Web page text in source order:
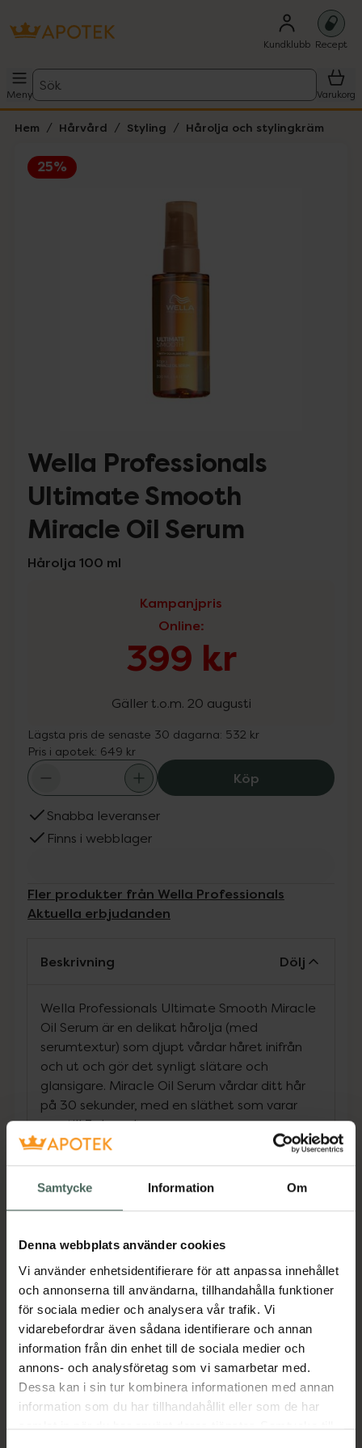
Samtycke Information Om
Denna webbplats använder cookies
Vi använder enhetsidentifierare för att anpassa innehållet
och annonserna till användarna, tillhandahålla funktioner
för sociala medier och analysera vår trafik. Vi
vidarebefordrar även sådana identifierare och annan
information från din enhet till de sociala medier och
annons- och analysföretag som vi samarbetar med.
Dessa kan i sin tur kombinera informationen med annan
information som du har tillhandahållit eller som de har
samlat in när du har använt deras tjänster. Samtycke till
Kundklubb Recept
Meny
Sök
Varukorg
Hem Hårvård Styling Hårolja och stylingkräm
25%
Wella Professionals
Ultimate Smooth
Miracle Oil Serum
Hårolja 100 ml
Kampanjpris
Online:
399 kr
Gäller t.o.m. 20 augusti
Lägsta pris de senaste 30 dagarna: 532 kr
Pris i apotek: 649 kr
KöpWella
Snabba leveranser
Finns i webblager
Fler produkter från Wella Professionals
Aktuella erbjudanden
Beskrivning Dölj
Wella Professionals Ultimate Smooth Miracle
Oil Serum är en delikat hårolja (med
serumtextur) som djupt vårdar håret inifrån
och ut och gör det synligt slätare och
glansigare. Miracle Oil Serum vårdar ditt hår
på 30 sekunder, med en släthet som varar
upp till 3 dagar*.
Innehåller Squalane och Omega-9. Detta
hårserum ger skydd mot UV-ljus och värme
(230°C/450°F) och ger 96 timmars
frisskontroll och silkeslen glans. Doften
vanilj, bergamott, persika och sandelträ - njut
av en blommig bukett vid varje användning.
Använd dagligen i håret, som ditt dagliga
hudvårdsserum - applicera 1-3 pump på
händerna och fördela jämnt i fuktiga
hårlängder och toppar.
Applicera också en liten mängd i torrt hår